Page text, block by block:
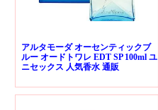
アルタモーダ オーセンティックブ
ルー オードトワレ EDT SP 100ml ユ
ニセックス 人気香水 通販